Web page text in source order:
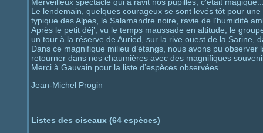
Le lendemain, quelques courageux se sont levés tôt pour
typique des Alpes, la Salamandre noire, ravie de l’humidité
Après le petit déj’, vu le temps maussade en altitude, le
un tour à la réserve de Auried, sur la rive ouest de la Sarine,
Dans ce magnifique milieu d’étangs, nous avons pu
retourner dans nos chaumières avec des magnifiques
Merci à Gauvain pour la liste d’espèces observées.
Jean-Michel Progin
Listes des oiseaux (64 espèces)